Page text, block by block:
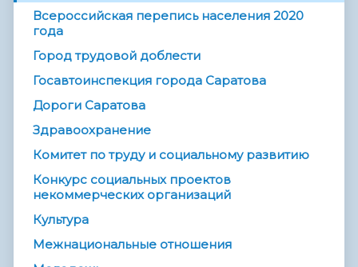
Всероссийская перепись населения 2020
года
Город трудовой доблести
Госавтоинспекция города Саратова
Дороги Саратова
Здравоохранение
Комитет по труду и социальному развитию
Конкурс социальных проектов
некоммерческих организаций
Культура
Межнациональные отношения